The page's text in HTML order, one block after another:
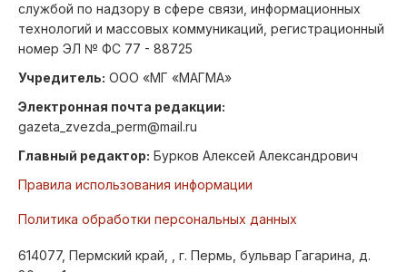
службой по надзору в сфере связи, информационных
технологий и массовых коммуникаций, регистрационный
номер ЭЛ № ФС 77 - 88725
Учредитель: ООО «МГ «МАГМА»
Электронная почта редакции:
gazeta_zvezda_perm@mail.ru
Главный редактор: Бурков Алексей Александрович
Правила использования информации
Политика обработки персональных данных
614077, Пермский край, , г. Пермь, бульвар Гагарина, д.